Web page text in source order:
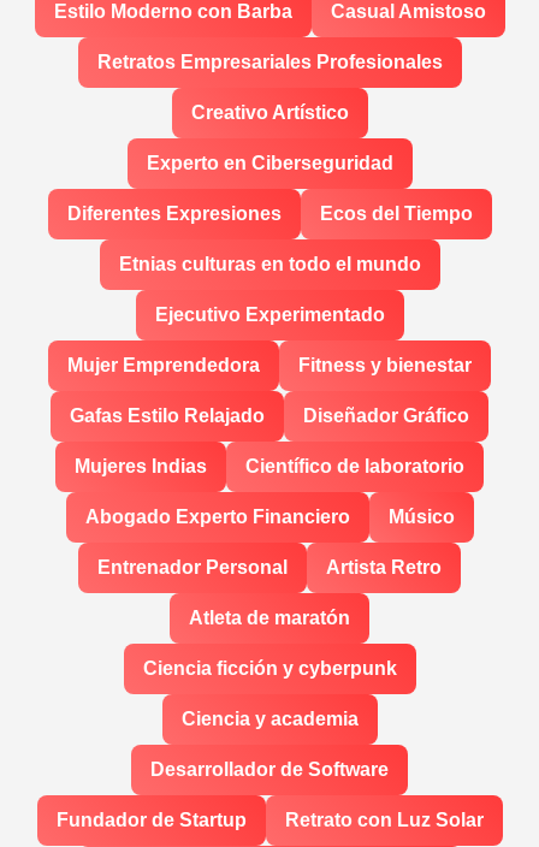
Estilo Moderno con Barba Casual Amistoso
Retratos Empresariales Profesionales
Creativo Artístico
Experto en Ciberseguridad
Diferentes Expresiones Ecos del Tiempo
Etnias culturas en todo el mundo
Ejecutivo Experimentado
Mujer Emprendedora Fitness y bienestar
Gafas Estilo Relajado Diseñador Gráfico
Mujeres Indias Científico de laboratorio
Abogado Experto Financiero Músico
Entrenador Personal Artista Retro
Atleta de maratón
Ciencia ficción y cyberpunk
Ciencia y academia
Desarrollador de Software
Fundador de Startup Retrato con Luz Solar